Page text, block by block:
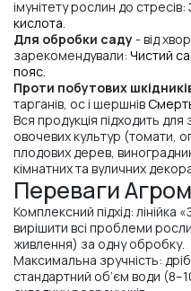
імунітету рослин до стресів:
кислота.
Для обробки саду- від
зарекомендували: Чистий
пояс.
Проти побутових
тарганів, ос і шершнів
Вся продукція підходить для
овочевих культур (томати,
плодових дерев,
кімнатних та вуличних
Переваги
Комплексний підхід:
вирішити всі проблеми
живлення) за одну обробку.
Максимальна зручність:
стандартний об’єм води